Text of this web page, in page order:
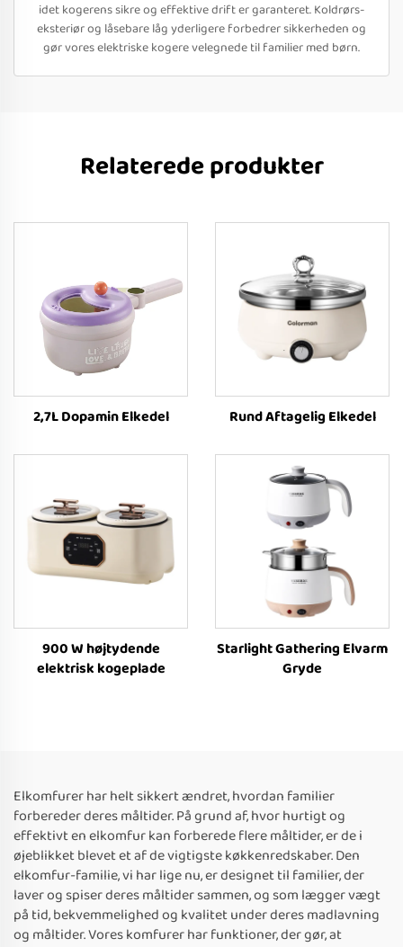
idet kogerens sikre og effektive drift er garanteret. Koldrørs-
eksteriør og låsebare låg yderligere forbedrer sikkerheden og
gør vores elektriske kogere velegnede til familier med børn.
Relaterede produkter
2,7L Dopamin Elkedel Rund Aftagelig Elkedel
900 W højtydende
elektrisk kogeplade
Starlight Gathering Elvarm
Gryde
Elkomfurer har helt sikkert ændret, hvordan familier
forbereder deres måltider. På grund af, hvor hurtigt og
effektivt en elkomfur kan forberede flere måltider, er de i
øjeblikket blevet et af de vigtigste køkkenredskaber. Den
elkomfur-familie, vi har lige nu, er designet til familier, der
laver og spiser deres måltider sammen, og som lægger vægt
på tid, bekvemmelighed og kvalitet under deres madlavning
og måltider. Vores komfurer har funktioner, der gør, at